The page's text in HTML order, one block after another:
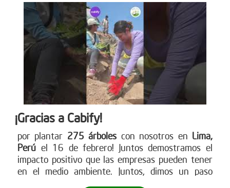
¡Gracias a Cabify!
por plantar 275 árboles con nosotros en Lima,
Perú el 16 de febrero! Juntos demostramos el
impacto positivo que las empresas pueden tener
en el medio ambiente. Juntos, dimos un paso